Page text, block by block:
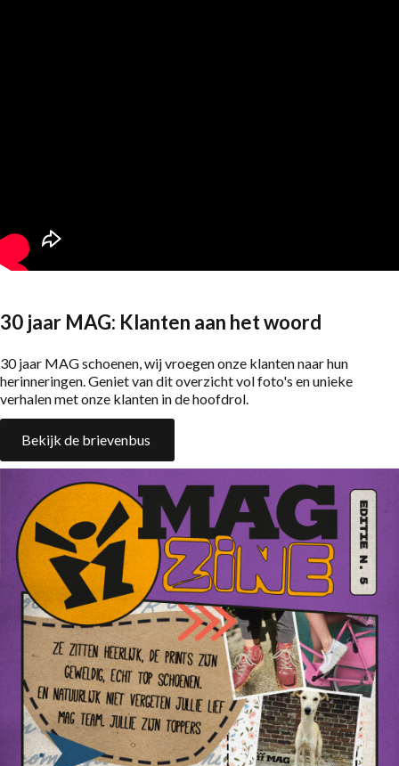
30 jaar MAG: Klanten aan het woord
30 jaar MAG schoenen, wij vroegen onze klanten naar hun
herinneringen. Geniet van dit overzicht vol foto's en unieke
verhalen met onze klanten in de hoofdrol.
Bekijk de brievenbus